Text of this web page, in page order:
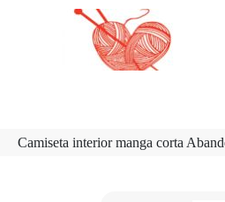
Camiseta interior manga corta